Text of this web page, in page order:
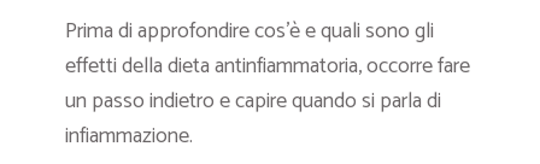
Prima di approfondire cos’è e quali sono gli
effetti della dieta antinfiammatoria, occorre fare
un passo indietro e capire quando si parla di
infiammazione.